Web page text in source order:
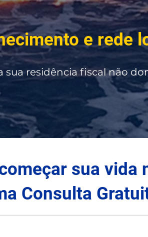
e rede
sua residência fiscal não
sua vida
Consulta